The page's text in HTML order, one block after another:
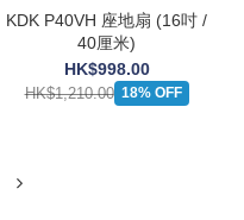
KDK P40VH 座地扇 (16吋 /
40厘米)
HK$998.00
HK$1,210.00 18% OFF